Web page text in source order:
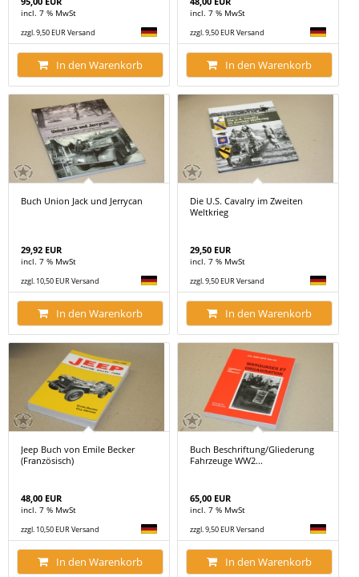
incl. 7 % MwSt
zzgl. 9,50 EUR Versand
In den Warenkorb
incl. 7 % MwSt
zzgl. 9,50 EUR Versand
In den Warenkorb
Buch Union Jack und Jerrycan
29,92 EUR
incl. 7 % MwSt
zzgl. 10,50 EUR Versand
In den Warenkorb
Die U.S. Cavalry im Zweiten
Weltkrieg
29,50 EUR
incl. 7 % MwSt
zzgl. 9,50 EUR Versand
In den Warenkorb
Jeep Buch von Emile Becker
(Französisch)
48,00 EUR
incl. 7 % MwSt
zzgl. 10,50 EUR Versand
In den Warenkorb
Buch Beschriftung/Gliederung
Fahrzeuge WW2...
65,00 EUR
incl. 7 % MwSt
zzgl. 9,50 EUR Versand
In den Warenkorb